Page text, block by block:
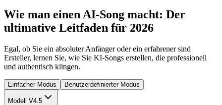
Wie man einen AI-Song macht: Der
ultimative Leitfaden für 2026
Egal, ob Sie ein absoluter Anfänger oder ein erfahrener sind
Ersteller, lernen Sie, wie Sie KI-Songs erstellen, die professionell
und authentisch klingen.
Einfacher Modus Benutzerdefinierter Modus
Modell V4.5